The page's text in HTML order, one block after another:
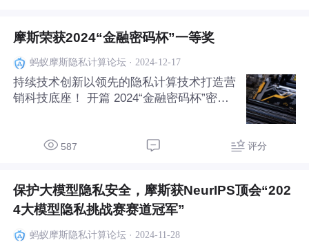
摩斯荣获2024“金融密码杯”一等奖
蚂蚁摩斯隐私计算论坛· 2024-12-17
持续技术创新以领先的隐私计算技术打造营
销科技底座！ 开篇 2024“金融密码杯”密码
密码杯”是国内金融行业规格最高的密码大
587 评分
保护大模型隐私安全，摩斯获NeurIPS顶会“202
4大模型隐私挑战赛赛道冠军”
蚂蚁摩斯隐私计算论坛· 2024-11-28